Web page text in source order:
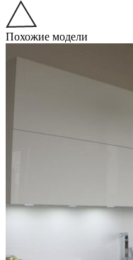
Похожие модели